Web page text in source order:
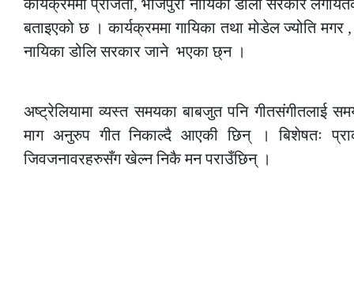
कार्यक्रममा प्रजिता, भोजपुरी नायिका डोली सरकार
बताइएको छ । कार्यक्रममा गायिका तथा मोडेल ज्योति मगर
नायिका डोलि सरकार जाने भएका छ्न ।
अष्ट्रेलियामा व्यस्त समयका बाबजुत पनि गीतसंगीतलाई
माग अनुरुप गीत निकाल्दै आएकी छिन् । बिशेषतः
जिवजनावरहरुसँग खेल्न निकै मन पराउँछिन् ।